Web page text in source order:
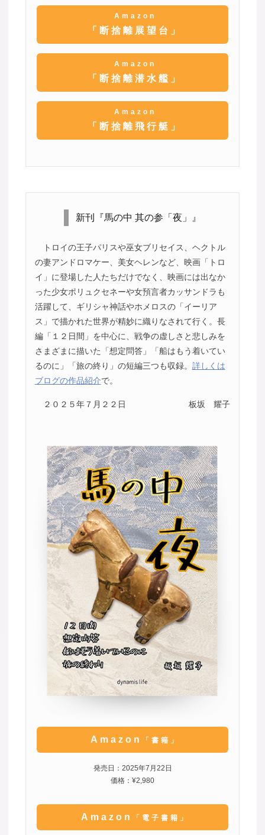
Amazon
「断捨離展望台」
Amazon
「断捨離潜水艦」
Amazon
「断捨離飛行艇」
新刊『馬の中 其の参「夜」』
トロイの王子パリスや巫女ブリセイス、ヘクトル
の妻アンドロマケー、美女ヘレンなど、映画「トロ
イ」に登場した人たちだけでなく、映画には出なか
った少女ポリュクセネーや女預言者カッサンドラも
活躍して、ギリシャ神話やホメロスの「イーリア
ス」で描かれた世界が精妙に織りなされて行く。長
編「１２日間」を中心に、戦争の虚しさと悲しみを
さまざまに描いた「想定問答」「船はもう着いてい
るのに」「旅の終り」の短編三つも収録。 詳しくは
ブログの作品紹介で。
２０２５年７月２２日 板坂 耀子
Amazon 「書籍」
発売日：2025年7月22日
価格：¥2,980
Amazon 「電子書籍」